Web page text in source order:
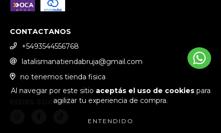
Al navegar por este sitio aceptás el uso de cookiespara
agilizar tu experiencia de compra.
ENTENDIDO
CONTACTANOS
+5493544556768
latalismanatiendabruja@gmail.com
no tenemos tienda fisica
REDES SOCIALES